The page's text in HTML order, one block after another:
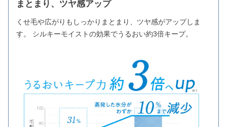
まとまり、ツヤ感アップ
くせ毛や広がりもしっかりまとまり、ツヤ感がアップしま
す。 シルキーモイストの効果でうるおい約3倍キープ。